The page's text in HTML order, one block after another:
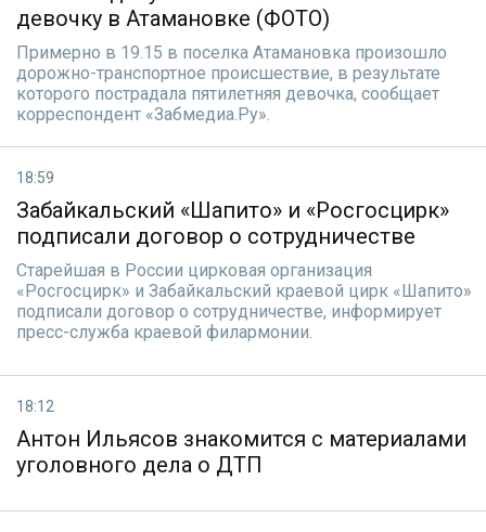
девочку в Атамановке (ФОТО)
Примерно в 19.15 в поселка Атамановка произошло
дорожно-транспортное происшествие, в результате
которого пострадала пятилетняя девочка, сообщает
корреспондент «Забмедиа.Ру».
18:59
Забайкальский «Шапито» и «Росгосцирк»
подписали договор о сотрудничестве
Старейшая в России цирковая организация
«Росгосцирк» и Забайкальский краевой цирк «Шапито»
подписали договор о сотрудничестве, информирует
пресс-служба краевой филармонии.
18:12
Антон Ильясов знакомится с материалами
уголовного дела о ДТП